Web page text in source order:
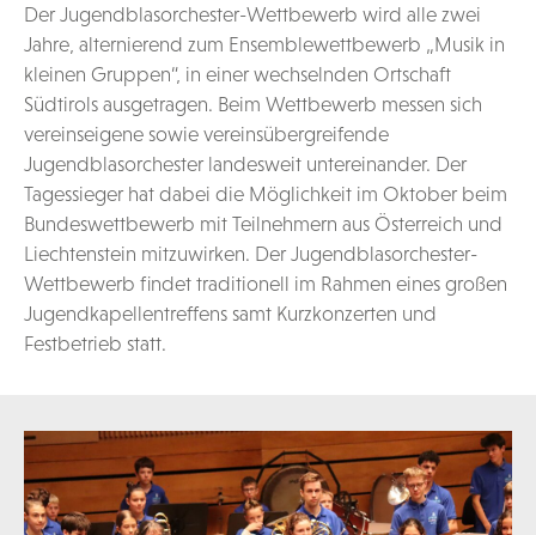
Der Jugendblasorchester-Wettbewerb wird alle zwei
Jahre, alternierend zum Ensemblewettbewerb „Musik in
kleinen Gruppen“, in einer wechselnden Ortschaft
Südtirols ausgetragen. Beim Wettbewerb messen sich
vereinseigene sowie vereinsübergreifende
Jugendblasorchester landesweit untereinander. Der
Tagessieger hat dabei die Möglichkeit im Oktober beim
Bundeswettbewerb mit Teilnehmern aus Österreich und
Liechtenstein mitzuwirken. Der Jugendblasorchester-
Wettbewerb findet traditionell im Rahmen eines großen
Jugendkapellentreffens samt Kurzkonzerten und
Festbetrieb statt.